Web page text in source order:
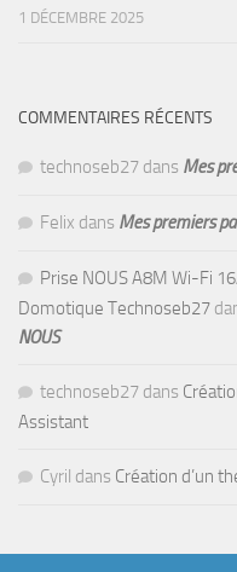
1 DÉCEMBRE 2025
COMMENTAIRES RÉCENTS
technoseb27 dans Mes
Felix dans Mes premiers
Prise NOUS A8M Wi-Fi
Domotique Technoseb27
NOUS
technoseb27 dans
Assistant
Cyril dans Création d’un